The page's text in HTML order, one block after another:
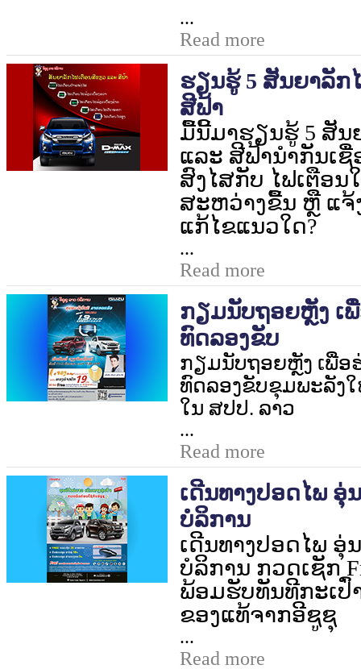
...
Read more
ຮຽນຮູ້ 5 ສັນຍາລັກ
ສີຟ້າ
ມື້ນີ້ມາຮຽນຮູ້ 5 ສັນ
ແລະ ສີຟ້ານໍາກັນເ
ສົງໄສກັບ ໄຟເຕືອນ
ສະຫວ່າງຂື້ນ ຫຼື ແຈ້
ແກ້ໄຂແນວໃດ?
...
Read more
ກຽມນັບຖອຍຫຼັງ ເ
ທົດລອງຂັບ
ກຽມນັບຖອຍຫຼັງ ເພື່
ທົດລອງຂັບຂຸມພະລັງ
ໃນ ສປປ. ລາວ
...
Read more
ເດີນທາງປອດໄພ ອຸ່
ບໍລິການ
ເດີນທາງປອດໄພ ອຸ່
ບໍລິການ ກວດເຊັກ
ພ້ອມຮັບທັນທີກະເປົ່
ຂອງແທ້ຈາກອີຊູຊຸ
...
Read more